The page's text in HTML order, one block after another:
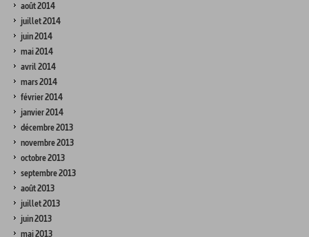
août 2014
juillet 2014
juin 2014
mai 2014
avril 2014
mars 2014
février 2014
janvier 2014
décembre 2013
novembre 2013
octobre 2013
septembre 2013
août 2013
juillet 2013
juin 2013
mai 2013